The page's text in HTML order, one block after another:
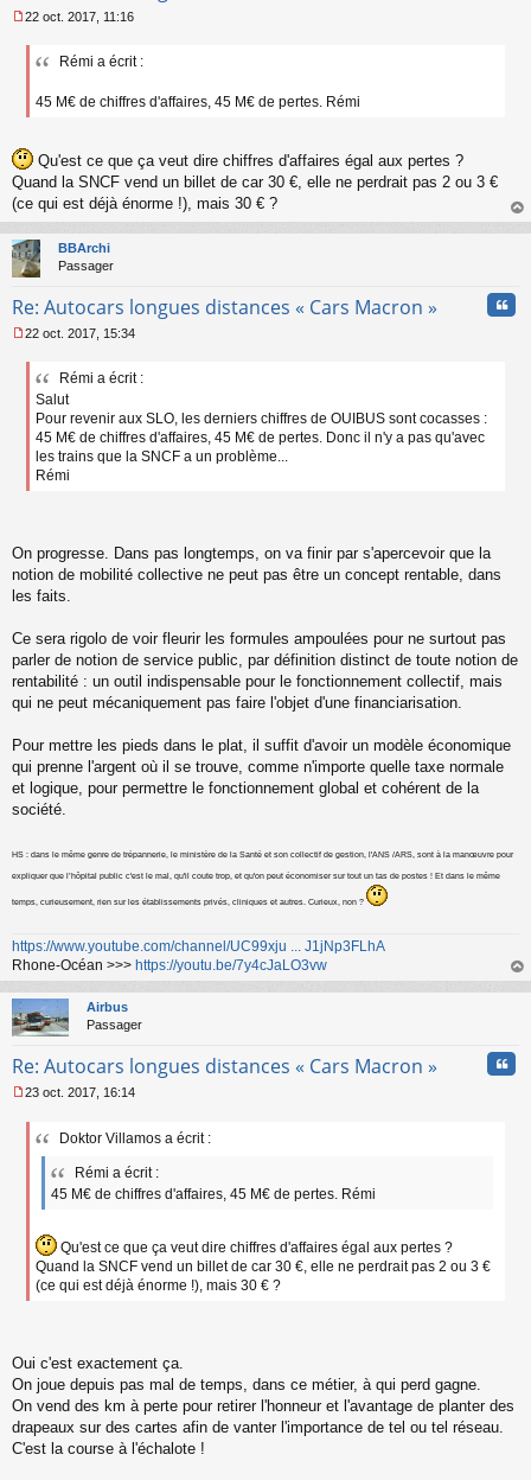
e
g
n
o
n
l
u
22 oct. 2017, 11:16
Rémi a écrit :
45 M€ de chiffres d'affaires, 45 M€ de pertes. Rémi
Qu'est ce que ça veut dire chiffres d'affaires égal aux pertes ?
Quand la SNCF vend un billet de car 30 €, elle ne perdrait pas 2 ou 3 €
(ce qui est déjà énorme !), mais 30 € ?
au
BBArchi
Passager
Re: Autocars longues distances « Cars Macron »
e
o
22 oct. 2017, 15:34
Rémi a écrit :
Salut
Pour revenir aux SLO, les derniers chiffres de OUIBUS sont cocasses :
45 M€ de chiffres d'affaires, 45 M€ de pertes. Donc il n'y a pas qu'avec
les trains que la SNCF a un problème...
Rémi
On progresse. Dans pas longtemps, on va finir par s'apercevoir que la
notion de mobilité collective ne peut pas être un concept rentable, dans
les faits.
Ce sera rigolo de voir fleurir les formules ampoulées pour ne surtout pas
parler de notion de service public, par définition distinct de toute notion de
rentabilité : un outil indispensable pour le fonctionnement collectif, mais
qui ne peut mécaniquement pas faire l'objet d'une financiarisation.
Pour mettre les pieds dans le plat, il suffit d'avoir un modèle économique
qui prenne l'argent où il se trouve, comme n'importe quelle taxe normale
et logique, pour permettre le fonctionnement global et cohérent de la
société.
HS : dans le même genre de trépannerie, le ministère de la Santé et son collectif de gestion, l'ANS /ARS, sont à la manœuvre pour
expliquer que l’hôpital public c'est le mal, qu'il coute trop, et qu'on peut économiser sur tout un tas de postes ! Et dans le même
temps, curieusement, rien sur les établissements privés, cliniques et autres. Curieux, non ?
https://www.youtube.com/channel/UC99xju ... J1jNp3FLhA
Rhone-Océan >>> https://youtu.be/7y4cJaLO3vw
au
Airbus
Passager
Re: Autocars longues distances « Cars Macron »
e
u
23 oct. 2017, 16:14
Doktor Villamos a écrit :
Rémi a écrit :
45 M€ de chiffres d'affaires, 45 M€ de pertes. Rémi
Qu'est ce que ça veut dire chiffres d'affaires égal aux pertes ?
Quand la SNCF vend un billet de car 30 €, elle ne perdrait pas 2 ou 3 €
(ce qui est déjà énorme !), mais 30 € ?
Oui c'est exactement ça.
On joue depuis pas mal de temps, dans ce métier, à qui perd gagne.
On vend des km à perte pour retirer l'honneur et l'avantage de planter des
drapeaux sur des cartes afin de vanter l'importance de tel ou tel réseau.
C'est la course à l'échalote !